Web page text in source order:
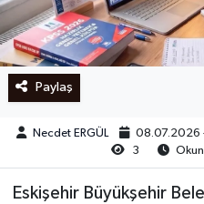
Paylaş
Necdet ERGÜL 08.07.2026
3
Eskişehir Büyükşehir
Ege
İzmir
İletişim
Künye